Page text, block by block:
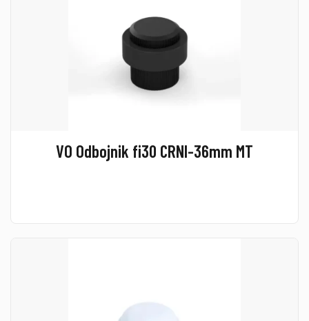
VO Odbojnik fi30 CRNI-36mm MT